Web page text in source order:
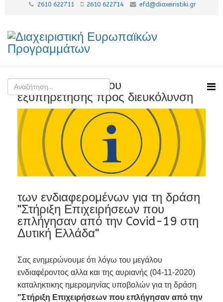
2610 622711 2610 622714 efd@diaxeiristiki.gr
Παράταση ωραρίου
εξυπηρέτησης προς διευκόλυνση
των ενδιαφερομένων για τη δράση
"Στήριξη Επιχειρήσεων που
επλήγησαν από την Covid-19 στη
Δυτική Ελλάδα"
Σας ενημερώνουμε ότι λόγω του μεγάλου
ενδιαφέροντος αλλα και της αυριανής (04-11-2020)
καταληκτικης ημερομηνίας υποβολών για τη δράση
"Στήριξη Επιχειρήσεων που επλήγησαν από την